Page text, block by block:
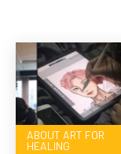
ABOUT ART FOR
HEALING